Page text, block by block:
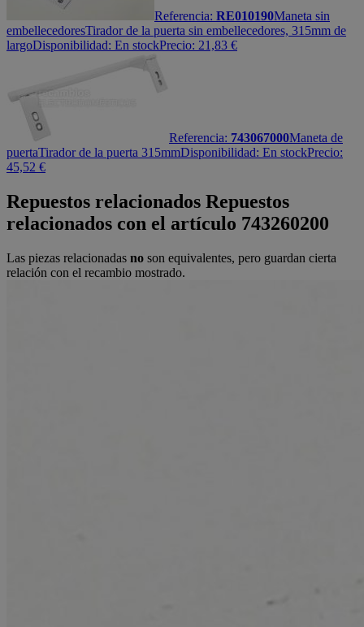
Referencia: RE010190Maneta sin
embellecedoresTirador de la puerta sin embellecedores, 315mm de
largoDisponibilidad: En stockPrecio: 21,83 €
Referencia: 743067000Maneta de
puertaTirador de la puerta 315mmDisponibilidad: En stockPrecio:
45,52 €
Repuestos relacionados Repuestos
relacionados con el artículo 743260200
Las piezas relacionadas no son equivalentes, pero guardan cierta
relación con el recambio mostrado.